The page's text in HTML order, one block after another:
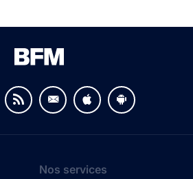
Nos services